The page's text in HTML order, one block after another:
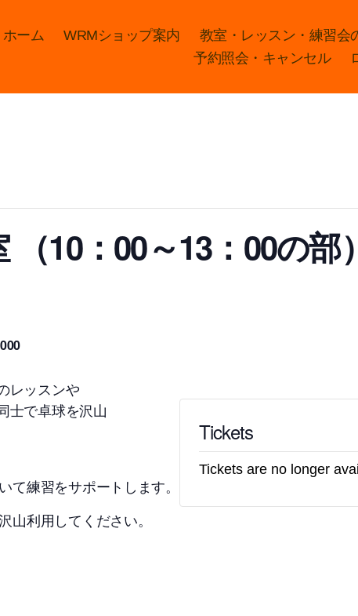
ホーム WRMショップ案内 教室・レッスン・練習会
予約照会・キャンセル
10：00～13：00の部）
レッスンや
士で卓球を沢山
練習をサポートします。
山利用してください。
Tickets
Tickets are no longer